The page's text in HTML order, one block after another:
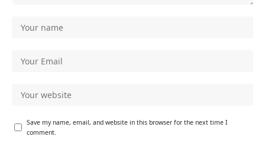
Save my name, email, and website in this browser for the next time I
comment.